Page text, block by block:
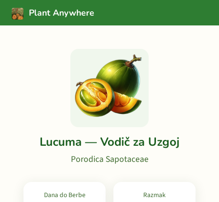
Plant Anywhere
Lucuma — Vodič za Uzgoj
Porodica Sapotaceae
Dana do Berbe Razmak